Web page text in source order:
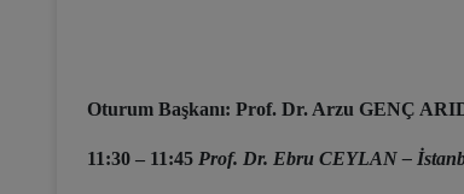
Oturum Başkanı: Prof. Dr. Arzu GENÇ
11:30 – 11:45 Prof. Dr. Ebru CEYLAN –